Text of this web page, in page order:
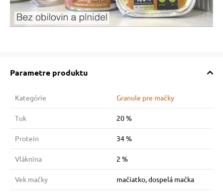
Parametre produktu
Kategórie Granule pre mačky
Tuk 20 %
Protein 34 %
Vláknina 2 %
Vek mačky mačiatko, dospelá mačka